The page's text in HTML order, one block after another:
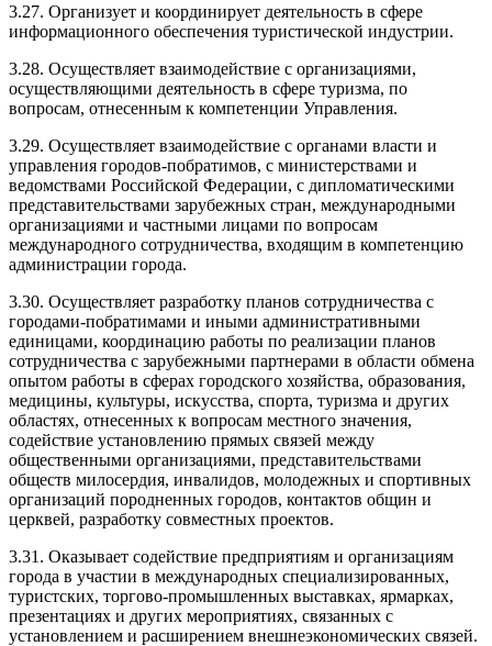
3.27. Организует и координирует деятельность в сфере
информационного обеспечения туристической индустрии.
3.28. Осуществляет взаимодействие с организациями,
осуществляющими деятельность в сфере туризма, по
вопросам, отнесенным к компетенции Управления.
3.29. Осуществляет взаимодействие с органами власти и
управления городов-побратимов, с министерствами и
ведомствами Российской Федерации, с дипломатическими
представительствами зарубежных стран, международными
организациями и частными лицами по вопросам
международного сотрудничества, входящим в компетенцию
администрации города.
3.30. Осуществляет разработку планов сотрудничества с
городами-побратимами и иными административными
единицами, координацию работы по реализации планов
сотрудничества с зарубежными партнерами в области обмена
опытом работы в сферах городского хозяйства, образования,
медицины, культуры, искусства, спорта, туризма и других
областях, отнесенных к вопросам местного значения,
содействие установлению прямых связей между
общественными организациями, представительствами
обществ милосердия, инвалидов, молодежных и спортивных
организаций породненных городов, контактов общин и
церквей, разработку совместных проектов.
3.31. Оказывает содействие предприятиям и организациям
города в участии в международных специализированных,
туристских, торгово-промышленных выставках, ярмарках,
презентациях и других мероприятиях, связанных с
установлением и расширением внешнеэкономических связей.